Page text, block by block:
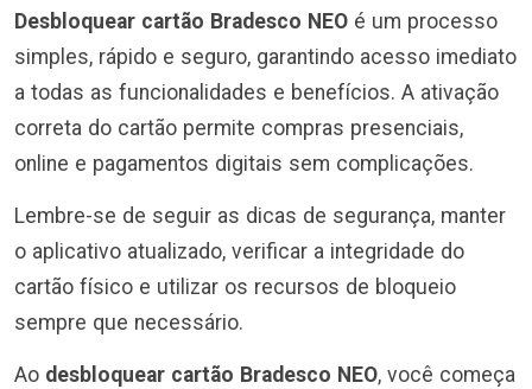
Desbloquear cartão Bradesco NEO é um processo
simples, rápido e seguro, garantindo acesso imediato
a todas as funcionalidades e benefícios. A ativação
correta do cartão permite compras presenciais,
online e pagamentos digitais sem complicações.
Lembre-se de seguir as dicas de segurança, manter
o aplicativo atualizado, verificar a integridade do
cartão físico e utilizar os recursos de bloqueio
sempre que necessário.
Ao desbloquear cartão Bradesco NEO, você começa